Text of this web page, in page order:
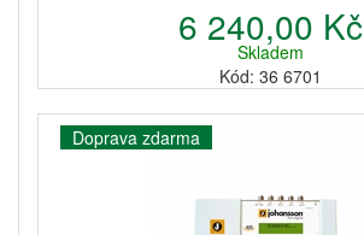
6 240,00 Kč
Skladem
Kód: 36 6701
Doprava zdarma